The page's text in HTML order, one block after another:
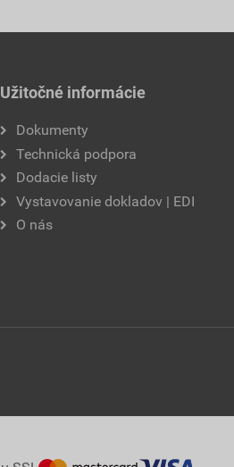
Užitočné informácie
Dokumenty
Technická podpora
Dodacie listy
Vystavovanie dokladov | EDI
O nás